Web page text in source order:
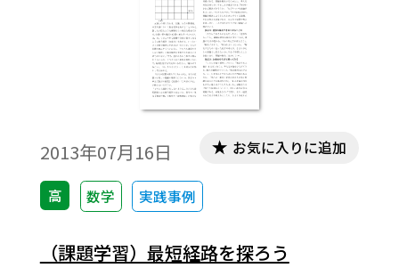
2013年07月16日
高 数学 実践事例
お気に入りに追加
（課題学習）最短経路を探ろう